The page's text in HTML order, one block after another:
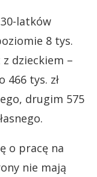
latków
8 tys.
z dzieckiem –
466 tys. zł
drugim 575
o pracę na
nie mają